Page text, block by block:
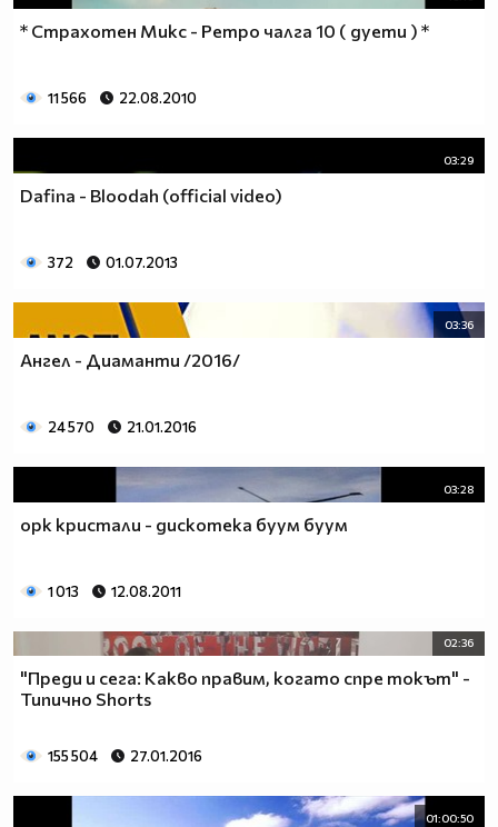
* Страхотен Микс - Ретро чалга 10 ( дуети ) *
11 566 22.08.2010
03:29
Dafina - Bloodah (official video)
372 01.07.2013
03:36
Ангел - Диаманти /2016/
24 570 21.01.2016
03:28
орк кристали - дискотека буум буум
1 013 12.08.2011
02:36
"Преди и сега: Какво правим, когато спре токът" -
Типично Shorts
155 504 27.01.2016
01:00:50